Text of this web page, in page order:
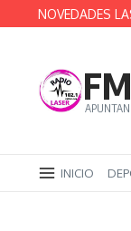
Saltar al contenido
NOVEDADES
Rucci denunció
INICIO